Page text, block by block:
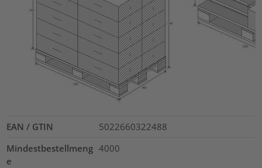
EAN / GTIN
5022660322488
Mindestbestellmeng
e
4000